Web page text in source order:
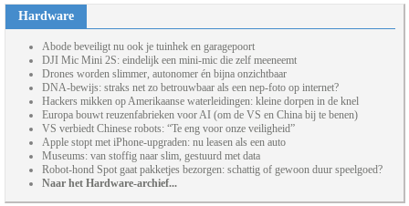
Hardware
Abode beveiligt nu ook je tuinhek en garagepoort
DJI Mic Mini 2S: eindelijk een mini-mic die zelf meeneemt
Drones worden slimmer, autonomer én bijna onzichtbaar
DNA-bewijs: straks net zo betrouwbaar als een nep-foto op internet?
Hackers mikken op Amerikaanse waterleidingen: kleine dorpen in de knel
Europa bouwt reuzenfabrieken voor AI (om de VS en China bij te benen)
VS verbiedt Chinese robots: “Te eng voor onze veiligheid”
Apple stopt met iPhone-upgraden: nu leasen als een auto
Museums: van stoffig naar slim, gestuurd met data
Robot-hond Spot gaat pakketjes bezorgen: schattig of gewoon duur speelgoed?
Naar het Hardware-archief...